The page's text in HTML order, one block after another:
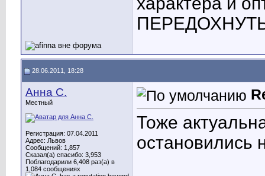
28.06.2011, 18:28
Анна С.
Местный
Регистрация: 07.04.2011
Адрес: Львов
Сообщений: 1,857
Сказал(а) спасибо: 3,953
Поблагодарили 6,408 раз(а) в
1,084 сообщениях
Тоже
остановились